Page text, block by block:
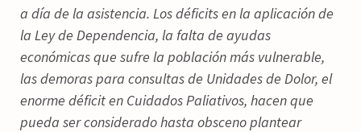
a día de la asistencia. Los déficits en la aplicación de
la Ley de Dependencia, la falta de ayudas
económicas que sufre la población más vulnerable,
las demoras para consultas de Unidades de Dolor, el
enorme déficit en Cuidados Paliativos, hacen que
pueda ser considerado hasta obsceno plantear